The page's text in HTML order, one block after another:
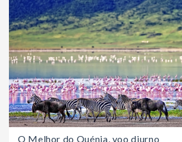
O Melhor do Quénia, voo diurno